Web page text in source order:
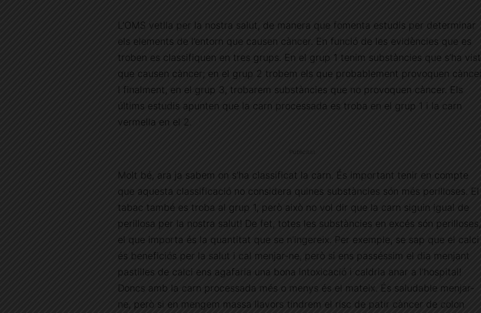
L’OMS vetlla per la nostra salut, de manera que fomenta estudis per determinar
els elements de l’entorn que causen càncer. En funció de les evidències que es
troben es classifiquen en tres grups. En el grup 1 tenim substàncies que s’ha vist
que causen càncer; en el grup 2 trobem els que probablement provoquen càncer.
I finalment, en el grup 3, trobarem substàncies que no provoquen càncer. Els
últims estudis apunten que la carn processada es troba en el grup 1 i la carn
vermella en el 2.
Publicitat
Molt bé, ara ja sabem on s’ha classificat la carn. És important tenir en compte
que aquesta classificació no considera quines substàncies són més perilloses. El
tabac també es troba al grup 1, però això no vol dir que la carn siguin igual de
perillosa per la nostra salut! De fet, totes les substàncies en excés són perilloses,
el que importa és la quantitat que se n’ingereix. Per exemple, se sap que el calci
és beneficiós per la salut i cal menjar-ne, però si ens passéssim el dia menjant
pastilles de calci ens agafaria una bona intoxicació i caldria anar a l’hospital!
Doncs amb la carn processada més o menys és el mateix. És saludable menjar-
ne, però si en mengem massa llavors tindrem el risc de patir càncer de colon